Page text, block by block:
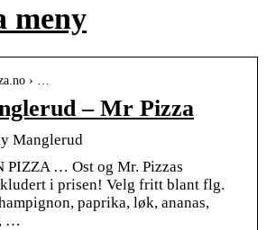
meny
› …
– Mr Pizza
Manglerud
PIZZA … Ost og Mr. Pizzas
i prisen! Velg fritt blant flg.
paprika, løk, ananas,
…